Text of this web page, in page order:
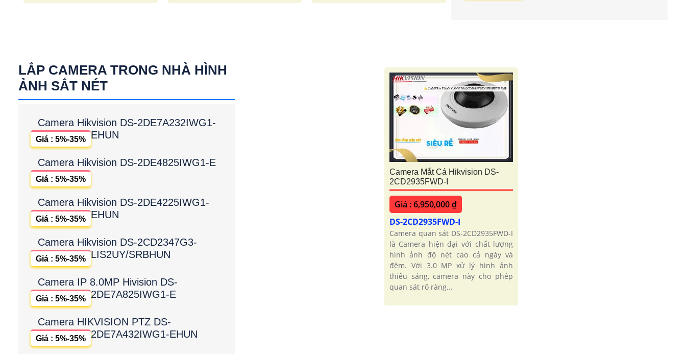
LẮP CAMERA TRONG NHÀ HÌNH
ẢNH SẮT NÉT
Camera Hikvision DS-2DE7A232IWG1-
EHUN
Giá : 5%-35%
Camera Hikvision DS-2DE4825IWG1-E
Giá : 5%-35%
Camera Hikvision DS-2DE4225IWG1-
EHUN
Giá : 5%-35%
Camera Hikvision DS-2CD2347G3-
LIS2UY/SRBHUN
Giá : 5%-35%
Camera IP 8.0MP Hivision DS-
2DE7A825IWG1-E
Giá : 5%-35%
Camera HIKVISION PTZ DS-
2DE7A432IWG1-EHUN
Giá : 5%-35%
Camera Mắt Cá Hikvision DS-
2CD2935FWD-I
Giá : 6,950,000 ₫
DS-2CD2935FWD-I
Camera quan sát DS-2CD2935FWD-I
là Camera hiện đại với chất lượng
hình ảnh độ nét cao cả ngày và
đêm. Với 3.0 MP xử lý hình ảnh
thiếu sáng, camera này cho phép
quan sát rõ ràng...